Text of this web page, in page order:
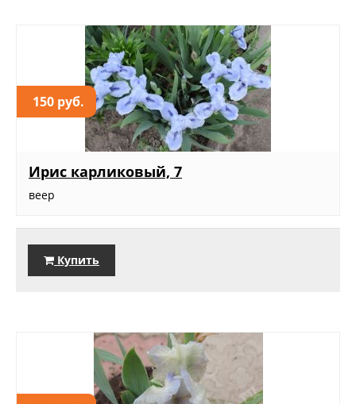
150 руб.
Ирис карликовый, 7
веер
Купить